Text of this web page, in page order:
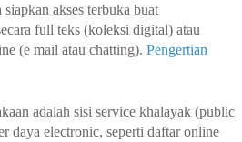
akses terbuka buat
full teks (koleksi digital) atau
(e mail atau chatting). Pengertian
adalah sisi service khalayak (public
daya electronic, seperti daftar online